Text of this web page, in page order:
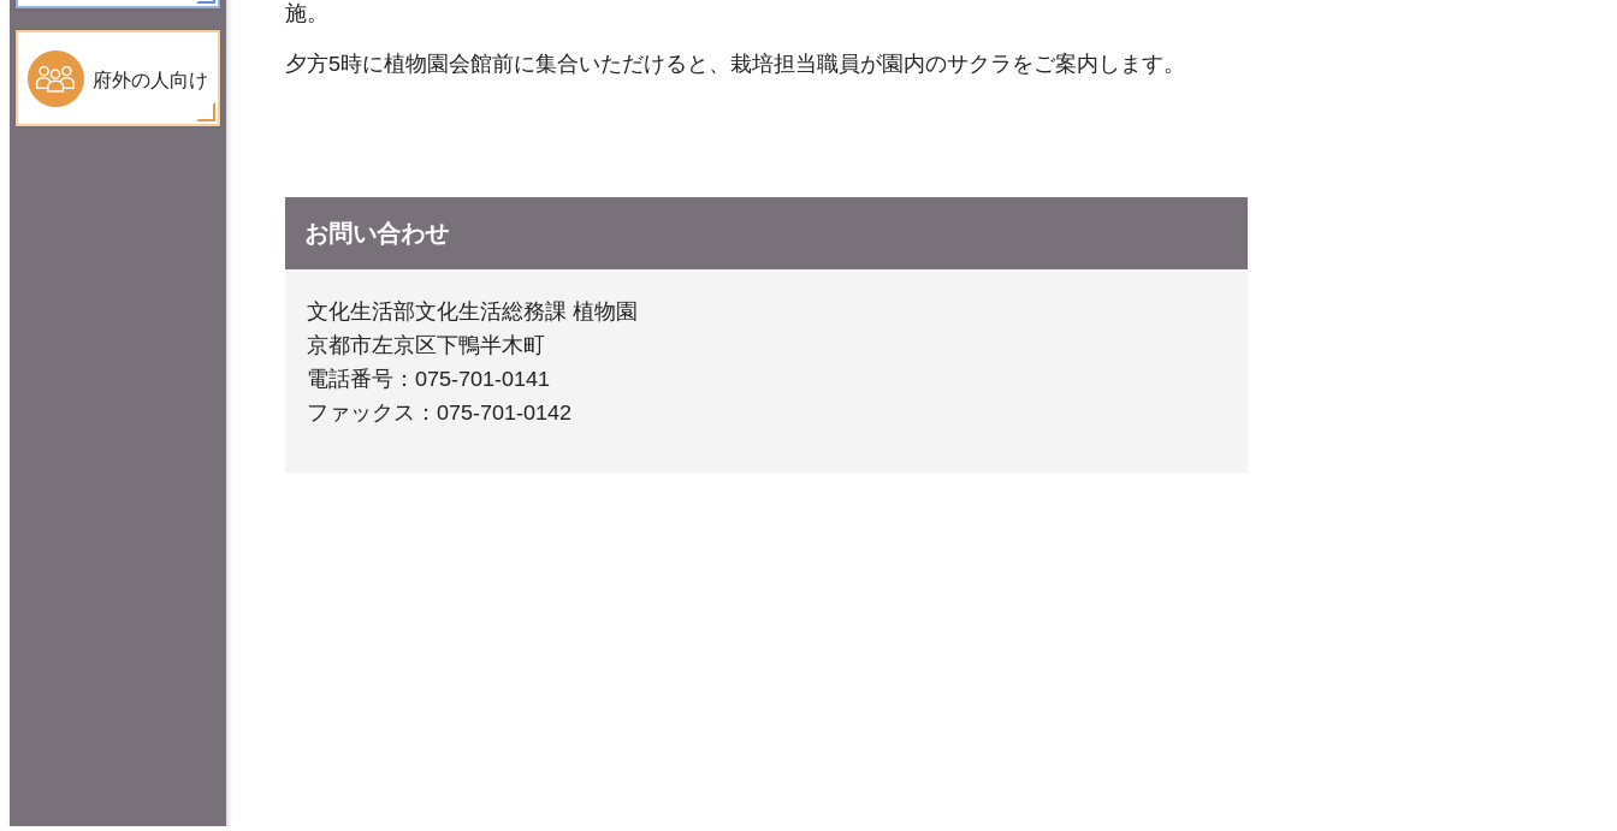
府外の人向け
施。
夕方5時に植物園会館前に集合いただけると、栽培担当職員が園内のサクラをご案内します。
お問い合わせ
文化生活部文化生活総務課 植物園
京都市左京区下鴨半木町
電話番号：075-701-0141
ファックス：075-701-0142